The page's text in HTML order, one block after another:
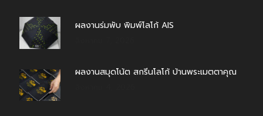
ผลงานร่มพับ พิมพ์โลโก้ AIS
ผลงานสมุดโน้ต สกรีนโลโก้ บ้านพระเมตตาคุณ